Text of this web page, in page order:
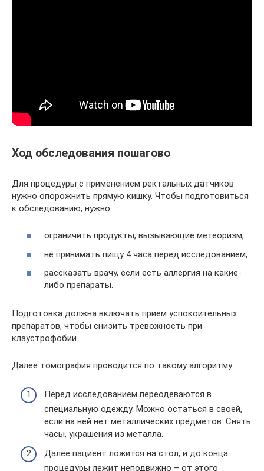
Ход обследования пошагово
Для процедуры с применением ректальных датчиков
нужно опорожнить прямую кишку. Чтобы подготовиться
к обследованию, нужно:
ограничить продукты, вызывающие метеоризм,
не принимать пищу 4 часа перед исследованием,
рассказать врачу, если есть аллергия на какие-
либо препараты.
Подготовка должна включать прием успокоительных
препаратов, чтобы снизить тревожность при
клаустрофобии.
Далее томография проводится по такому алгоритму:
Перед исследованием переодеваются в
специальную одежду. Можно остаться в своей,
если на ней нет металлических предметов. Снять
часы, украшения из металла.
Далее пациент ложится на стол, и до конца
процедуры лежит неподвижно – от этого